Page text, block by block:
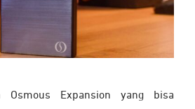
Osmous Expansion yang bisa